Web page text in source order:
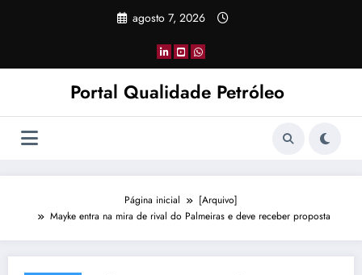
agosto 7, 2026
Portal Qualidade Petróleo
Página inicial
[Arquivo]
Mayke entra na mira de rival do Palmeiras e deve receber proposta